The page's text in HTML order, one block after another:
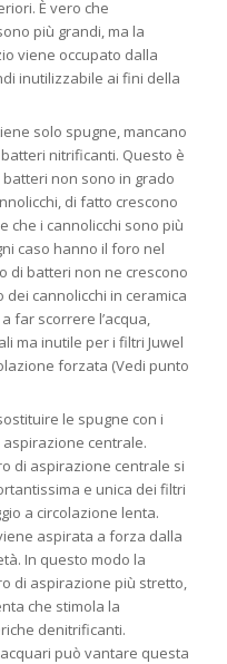
È vero che
più grandi, ma la
viene occupato dalla
inutilizzabile ai fini della
solo spugne, mancano
nitrificanti. Questo è
non sono in grado
di fatto crescono
che i cannolicchi sono più
caso hanno il foro nel
di batteri non ne crescono
dei cannolicchi in ceramica
far scorrere l’acqua,
ma inutile per i filtri Juwel
forzata (Vedi punto
le spugne con i
centrale.
di aspirazione centrale si
e unica dei filtri
a circolazione lenta.
aspirata a forza dalla
In questo modo la
di aspirazione più stretto,
che stimola la
denitrificanti.
può vantare questa